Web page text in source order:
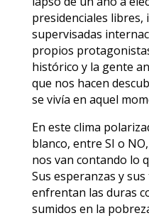
presidenciales libres,
supervisadas
propios
histórico y la gente
que nos hacen
se vivía en aquel
En este clima
blanco, entre SI o
nos van contando lo
Sus esperanzas y
enfrentan las duras
sumidos en la